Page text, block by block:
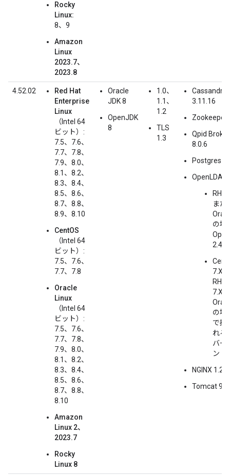
Rocky
Linux:
8、9
Amazon
Linux
2023.7、
2023.8
4.52.02
Red Hat
Enterprise
Linux
（Intel 64
ビット）:
7.5、7.6、
7.7、7.8、
7.9、8.0、
8.1、8.2、
8.3、8.4、
8.5、8.6、
8.7、8.8、
8.9、8.10
CentOS
（Intel 64
ビット）:
7.5、7.6、
7.7、7.8
Oracle
Linux
（Intel 64
ビット）:
7.5、7.6、
7.7、7.8、
7.9、8.0、
8.1、8.2、
8.3、8.4、
8.5、8.6、
8.7、8.8、
8.10
Amazon
Linux 2、
2023.7
Rocky
Linux 8
Oracle
JDK 8
OpenJDK
8
1.0、
1.1、
1.2
TLS
1.3
Cassandra
3.11.16
Zookeeper
Qpid
8.0.6
Postgres
OpenLDAP:
また
の場
2.4
7.X、
7.X、
の場
で提
れる
バー
ン
NGINX
Tomcat